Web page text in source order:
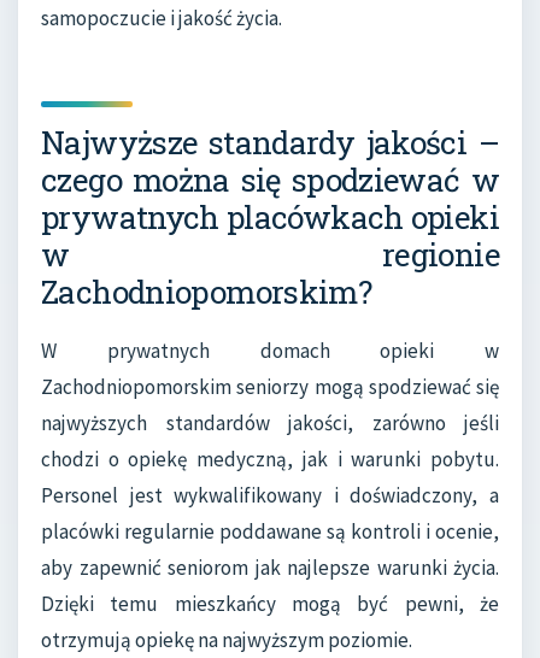
samopoczucie i jakość życia.
Najwyższe standardy jakości –
czego można się spodziewać w
prywatnych placówkach opieki
w regionie
Zachodniopomorskim?
W prywatnych domach opieki w
Zachodniopomorskim seniorzy mogą spodziewać się
najwyższych standardów jakości, zarówno jeśli
chodzi o opiekę medyczną, jak i warunki pobytu.
Personel jest wykwalifikowany i doświadczony, a
placówki regularnie poddawane są kontroli i ocenie,
aby zapewnić seniorom jak najlepsze warunki życia.
Dzięki temu mieszkańcy mogą być pewni, że
otrzymują opiekę na najwyższym poziomie.